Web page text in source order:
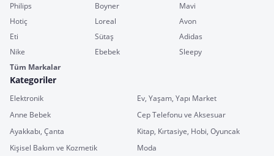
Philips
Boyner
Mavi
Hotiç
Loreal
Avon
Eti
Sütaş
Adidas
Nike
Ebebek
Sleepy
Tüm Markalar
Kategoriler
Elektronik
Ev, Yaşam, Yapı Market
Anne Bebek
Cep Telefonu ve Aksesuar
Ayakkabı, Çanta
Kitap, Kırtasiye, Hobi, Oyuncak
Kişisel Bakım ve Kozmetik
Moda